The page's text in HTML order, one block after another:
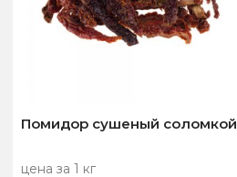
Помидор сушеный соломкой
цена за 1 кг